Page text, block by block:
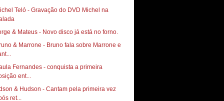
Teló - Gravação do DVD Michel na
& Mateus - Novo disco já está no forno.
& Marrone - Bruno fala sobre Marrone e
Fernandes - conquista a primeira
ent...
& Hudson - Cantam pela primeira vez
ret...